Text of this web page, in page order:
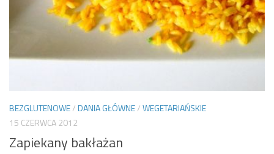
BEZGLUTENOWE/DANIA GŁÓWNE/WEGETARIAŃSKIE
15 CZERWCA 2012
Zapiekany bakłażan